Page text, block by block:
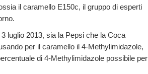
il caramello E150c, il gruppo di esperti
luglio 2013, sia la Pepsi che la Coca
per il caramello il 4-Methylimidazole,
di 4-Methylimidazole possibile per